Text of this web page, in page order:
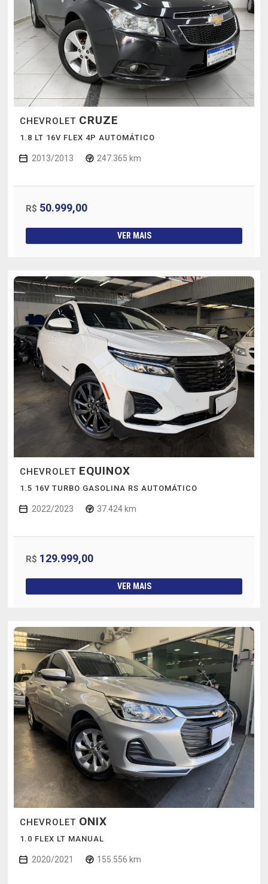
CHEVROLET CRUZE
1.8 LT 16V FLEX 4P AUTOMÁTICO
2013/2013 247.365 km
R$ 50.999,00
VER MAIS
CHEVROLET EQUINOX
1.5 16V TURBO GASOLINA RS AUTOMÁTICO
2022/2023 37.424 km
R$ 129.999,00
VER MAIS
CHEVROLET ONIX
1.0 FLEX LT MANUAL
2020/2021 155.556 km